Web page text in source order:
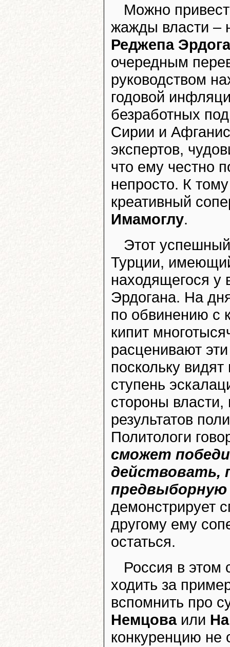
Можно
жажды власти –
Реджепа
очередным
руководством
годовой
безработных
Сирии и
экспертов,
что ему честно
непросто. К
креативный
Имамоглу.
Этот
Турции,
находящегося у
Эрдогана. На
по обвинению с
кипит
расценивают
поскольку
ступень
стороны
результатов
Политологи
сможет
действовать,
предвыборную
демонстрирует
другому ему
остаться.
Россия в этом
ходить за
вспомнить про
Немцоваили
конкуренцию не